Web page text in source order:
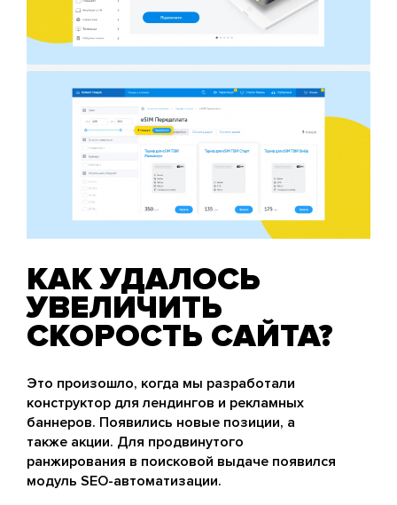
КАК УДАЛОСЬ
УВЕЛИЧИТЬ
СКОРОСТЬ САЙТА?
Это произошло, когда мы разработали
конструктор для лендингов и рекламных
баннеров. Появились новые позиции, а
также акции. Для продвинутого
ранжирования в поисковой выдаче появился
модуль SEO-автоматизации.